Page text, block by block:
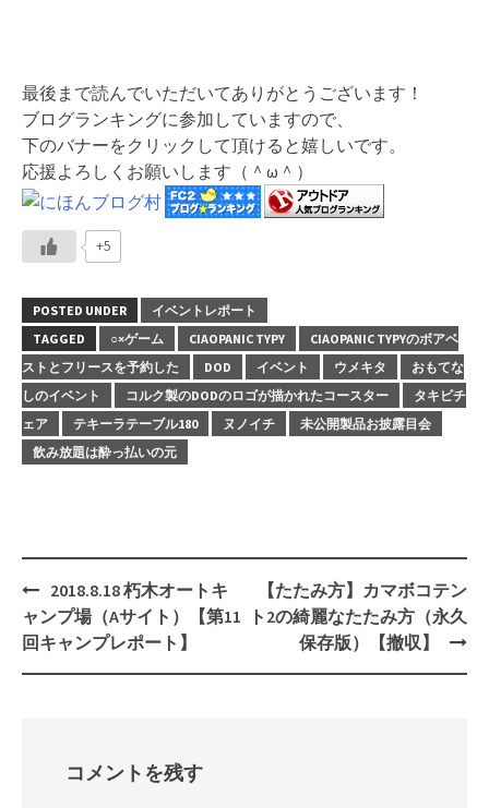
最後まで読んでいただいてありがとうございます！
ブログランキングに参加していますので、
下のバナーをクリックして頂けると嬉しいです。
応援よろしくお願いします（＾ω＾）
+5
POSTED UNDER
イベントレポート
TAGGED
○×ゲーム CIAOPANIC TYPY
CIAOPANIC TYPYのボアベ
ストとフリースを予約した
DOD イベント ウメキタ
おもてな
しのイベント
コルク製のDODのロゴが描かれたコースター
タキビチ
ェア
テキーラテーブル180 ヌノイチ
未公開製品お披露目会
飲み放題は酔っ払いの元
Post
navigation
2018.8.18 朽木オートキ
ャンプ場（Aサイト）【第11
回キャンプレポート】
【たたみ方】カマボコテン
ト2の綺麗なたたみ方（永久
保存版）【撤収】
コメントを残す